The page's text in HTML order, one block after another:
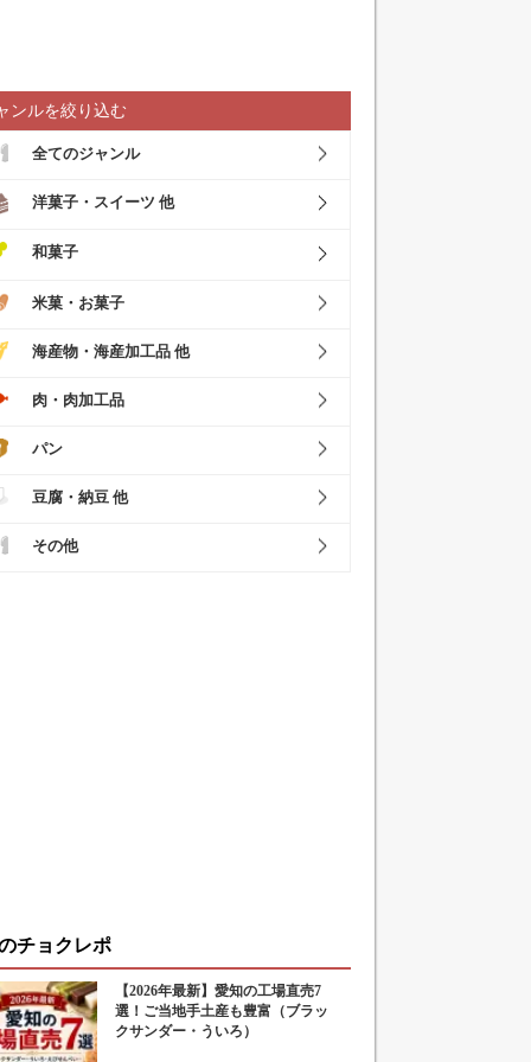
ンルを絞り込む
全てのジャンル
洋菓子・スイーツ 他
和菓子
米菓・お菓子
海産物・海産加工品 他
肉・肉加工品
パン
豆腐・納豆 他
その他
チョクレポ
【2026年最新】愛知の工場直売7
選！ご当地手土産も豊富（ブラッ
クサンダー・ういろ）